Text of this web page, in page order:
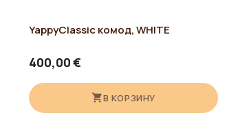
YappyClassic комод, WHITE
400,00 €
В КОРЗИНУ